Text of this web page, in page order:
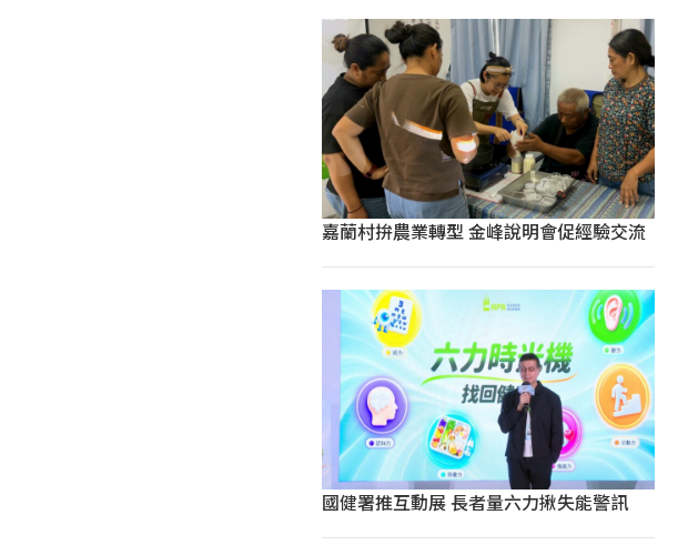
嘉蘭村拚農業轉型 金峰說明會促經驗交流
國健署推互動展 長者量六力揪失能警訊